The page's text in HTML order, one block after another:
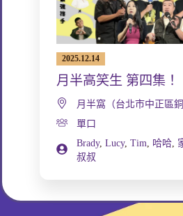
2025.12.14
月半高笑生 第四集！
月半窩（台北市中正區銅
單口
Brady, Lucy, Tim, 哈哈,
叔叔